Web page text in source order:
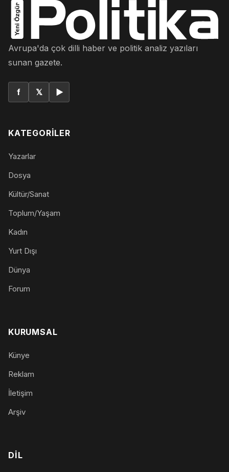
Avrupa'da çok dilli haber ve politik analiz yazıları
sunan gazete.
f 𝕏 ▶
KATEGORILER
Yazarlar
Dosya
Kültür/Sanat
Toplum/Yaşam
Kadın
Yurt Dışı
Dünya
Forum
KURUMSAL
Künye
Reklam
İletişim
Arşiv
DIL